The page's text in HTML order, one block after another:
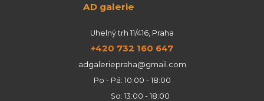
AD galerie
Uhelný trh 11/416, Praha
+420 732 160 647
adgaleriepraha@gmail.com
Po - Pá: 10:00 - 18:00
So: 13:00 - 18:00